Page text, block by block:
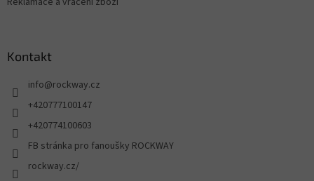
Kontakt
info@rockway.cz
+420777100147
+420774100603
FB stránka pro fanoušky ROCKWAY
rockway.cz/